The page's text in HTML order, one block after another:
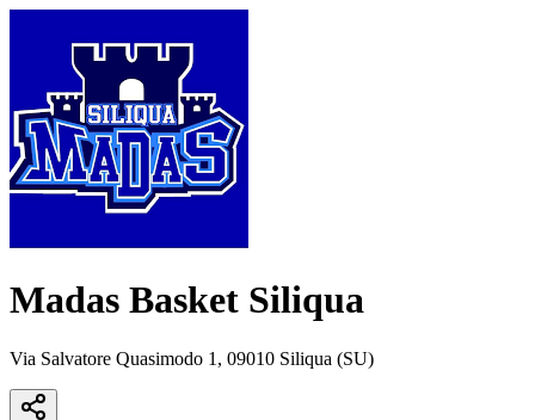
Madas Basket Siliqua
Via Salvatore Quasimodo 1, 09010 Siliqua (SU)